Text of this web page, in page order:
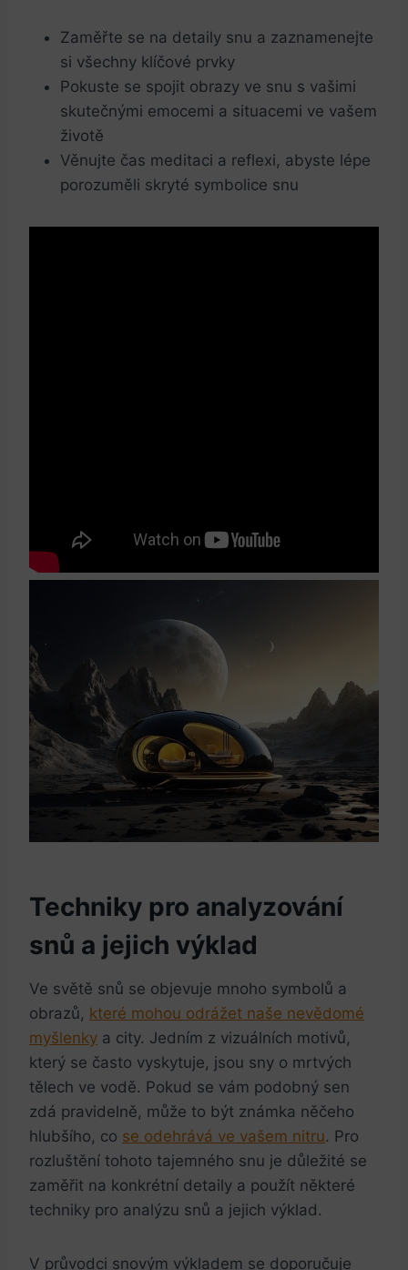
Zaměřte se na detaily snu a zaznamenejte
si všechny klíčové prvky
Pokuste se spojit obrazy ve snu s vašimi
skutečnými emocemi a situacemi ve vašem
životě
Věnujte čas meditaci a reflexi, abyste lépe
porozuměli skryté symbolice snu
Techniky pro analyzování
snů a jejich výklad
Ve světě snů se objevuje mnoho symbolů a
obrazů, které mohou odrážet naše nevědomé
myšlenky a city. Jedním z vizuálních motivů,
který se často vyskytuje, jsou sny o mrtvých
tělech ve vodě. Pokud se vám podobný sen
zdá pravidelně, může to být známka něčeho
hlubšího, co se odehrává ve vašem nitru. Pro
rozluštění tohoto tajemného snu je důležité se
zaměřit na konkrétní detaily a použít některé
techniky pro analýzu snů a jejich výklad.
V průvodci snovým výkladem se doporučuje